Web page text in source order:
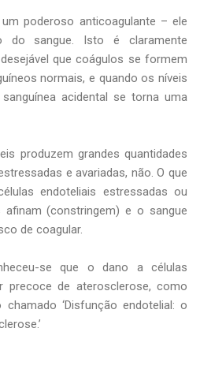
poderoso anticoagulante – ele
do sangue. Isto é claramente
que coágulos se formem
normais, e quando os níveis
acidental se torna uma
produzem grandes quantidades
e avariadas, não. O que
endoteliais estressadas ou
afinam (constringem) e o sangue
de coagular.
se que o dano a células
precoce de aterosclerose, como
‘Disfunção endotelial: o